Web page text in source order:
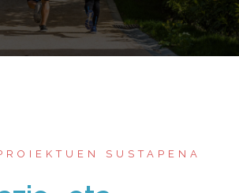
SUSTAPENA